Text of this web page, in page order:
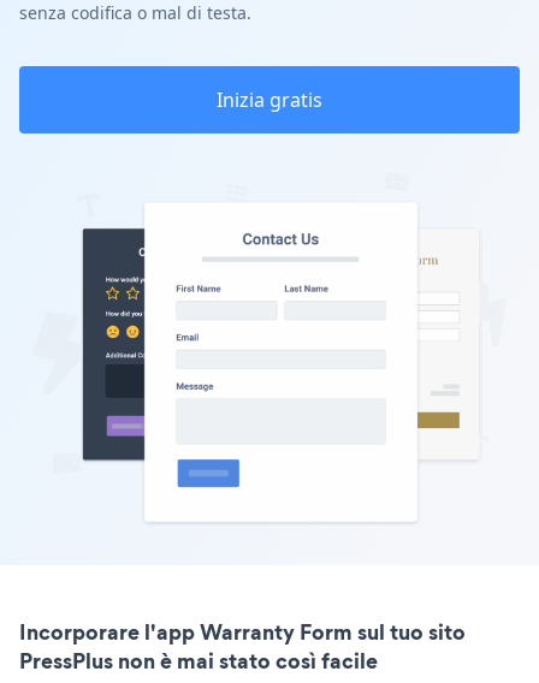
senza codifica o mal di testa.
Inizia gratis
Incorporare l'app Warranty Form sul tuo sito
PressPlus non è mai stato così facile